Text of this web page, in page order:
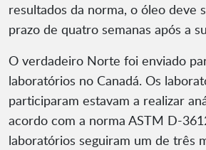
resultados da norma, o óleo deve
prazo de quatro semanas após a
O verdadeiro Norte foi enviado
laboratórios no Canadá. Os
participaram estavam a realizar
acordo com a norma ASTM D-
laboratórios seguiram um de três